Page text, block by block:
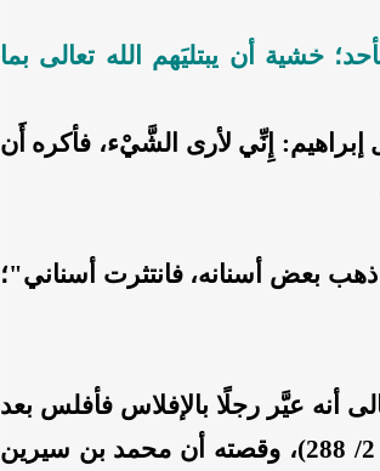
خشية أن يبتليَهم الله تعالى بما
إِنِّي لأرى الشَّيْء، فأكره أَن
بعض أسنانه، فانتثرت أسناني"؛
أنه عيَّر رجلًا بالإفلاس فأفلس بعد
ثلاثين سنة؛ (الجزاء من جنس العمل 2/ 288)، وقصته أن محمد بن سيرين